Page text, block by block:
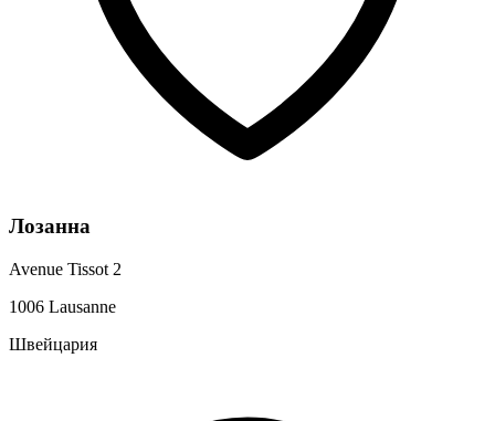
Лозанна
Avenue Tissot 2
1006 Lausanne
Швейцария